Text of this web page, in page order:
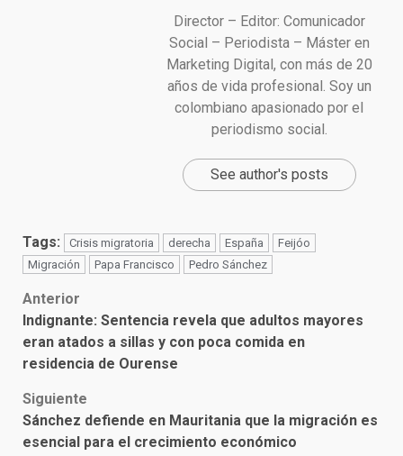
Director – Editor: Comunicador
Social – Periodista – Máster en
Marketing Digital, con más de 20
años de vida profesional. Soy un
colombiano apasionado por el
periodismo social.
See author's posts
Tags: Crisis migratoria derecha España
Feijóo
Migración
Papa Francisco Pedro Sánchez
Post
navigation
Anterior
Indignante: Sentencia revela que adultos mayores
eran atados a sillas y con poca comida en
residencia de Ourense
Siguiente
Sánchez defiende en Mauritania que la migración es
esencial para el crecimiento económico